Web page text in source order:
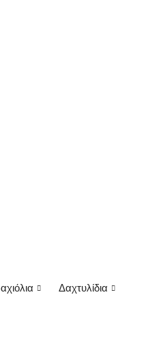
Δαχτυλίδια